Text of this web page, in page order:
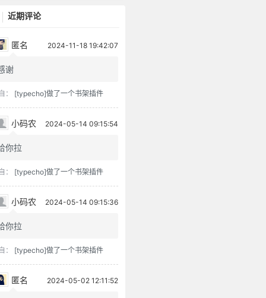
近期评论
匿名 2024-11-18 19:42:07
谢
： [typecho]做了一个书架插件
小码农 2024-05-14 09:15:54
你拉
： [typecho]做了一个书架插件
小码农 2024-05-14 09:15:36
你拉
： [typecho]做了一个书架插件
匿名 2024-05-02 12:11:52